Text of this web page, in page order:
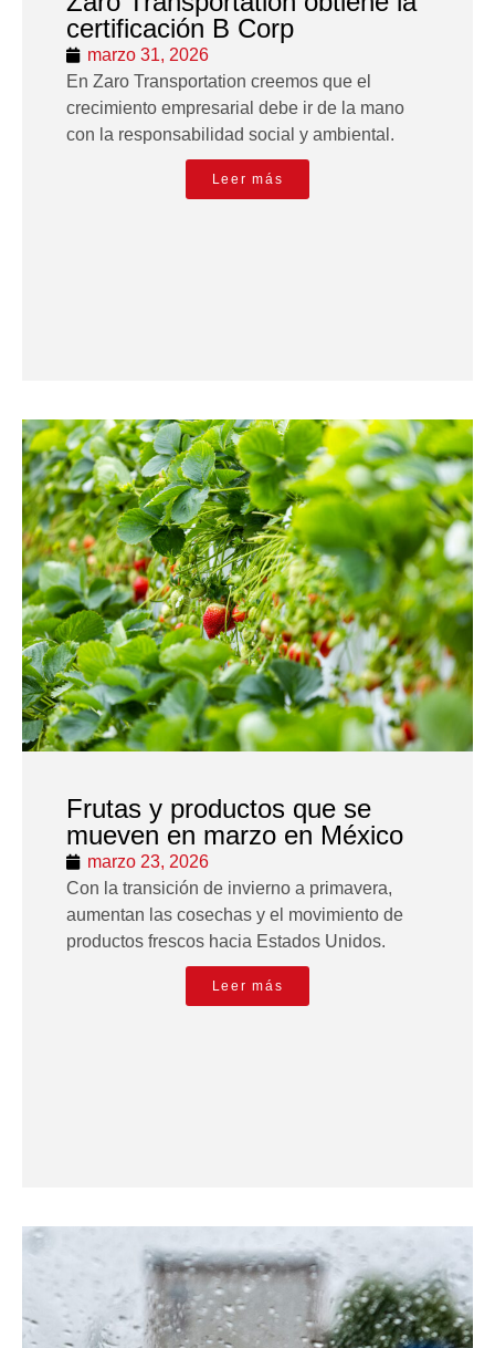
certificación B Corp
marzo 31, 2026
En Zaro Transportation creemos que el
crecimiento empresarial debe ir de la mano
con la responsabilidad social y ambiental.
Leer más
Frutas y productos que se
mueven en marzo en México
marzo 23, 2026
Con la transición de invierno a primavera,
aumentan las cosechas y el movimiento de
productos frescos hacia Estados Unidos.
Leer más